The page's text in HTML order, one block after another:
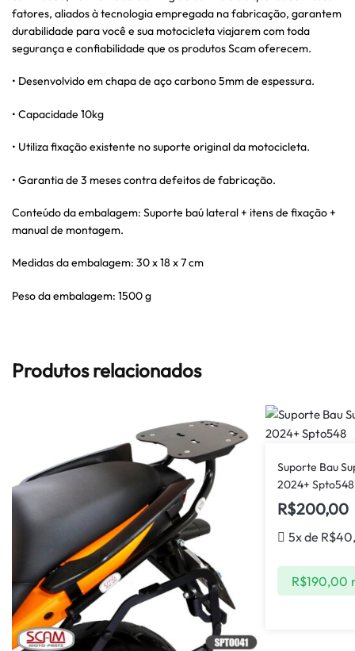
fatores, aliados à tecnologia empregada na fabricação, garantem
durabilidade para você e sua motocicleta viajarem com toda
segurança e confiabilidade que os produtos Scam oferecem.
• Desenvolvido em chapa de aço carbono 5mm de espessura.
• Capacidade 10kg
• Utiliza fixação existente no suporte original da motocicleta.
• Garantia de 3 meses contra defeitos de fabricação.
Conteúdo da embalagem: Suporte baú lateral + itens de fixação +
manual de montagem.
Medidas da embalagem: 30 x 18 x 7 cm
Peso da embalagem: 1500 g
Produtos relacionados
Suporte Bau
2024+ Spto548
R$200,00
5x de R$
R$190,00